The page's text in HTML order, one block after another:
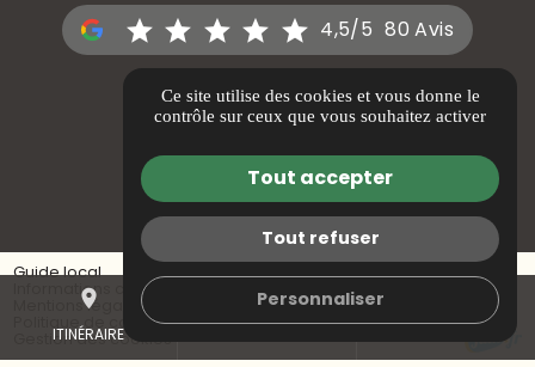
place
ITINÉRAIRE
mail
4,5/5 80 Avis
30 avenue Frédéric Mistral,
13013 MARSEILLE
Itinéraire
Guide local
Informations complémentaires
Mentions légales
Politique de confidentialité
Gestion des cookies
Ce site utilise des cookies et vous donne le
contrôle sur ceux que vous souhaitez activer
Tout accepter
Tout refuser
Personnaliser